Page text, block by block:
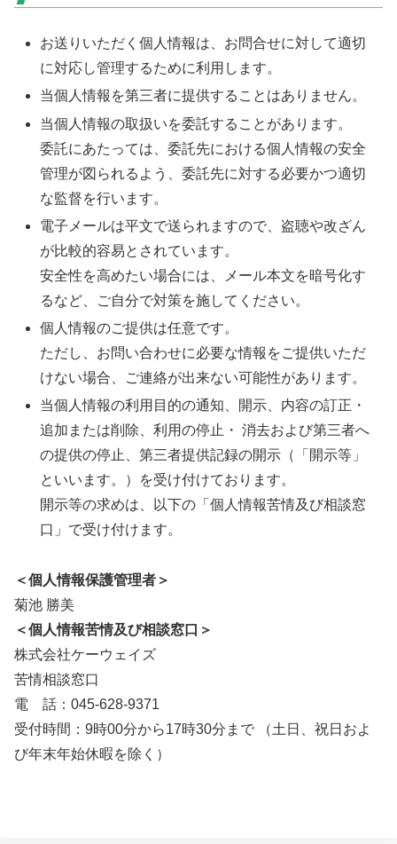
お送りいただく個人情報は、お問合せに対して適切
に対応し管理するために利用します。
当個人情報を第三者に提供することはありません。
当個人情報の取扱いを委託することがあります。
委託にあたっては、委託先における個人情報の安全
管理が図られるよう、委託先に対する必要かつ適切
な監督を行います。
電子メールは平文で送られますので、盗聴や改ざん
が比較的容易とされています。
安全性を高めたい場合には、メール本文を暗号化す
るなど、ご自分で対策を施してください。
個人情報のご提供は任意です。
ただし、お問い合わせに必要な情報をご提供いただ
けない場合、ご連絡が出来ない可能性があります。
当個人情報の利用目的の通知、開示、内容の訂正・
追加または削除、利用の停止・ 消去および第三者へ
の提供の停止、第三者提供記録の開示（「開示等」
といいます。）を受け付けております。
開示等の求めは、以下の「個人情報苦情及び相談窓
口」で受け付けます。
＜個人情報保護管理者＞
菊池 勝美
＜個人情報苦情及び相談窓口＞
株式会社ケーウェイズ
苦情相談窓口
電 話：045-628-9371
受付時間：9時00分から17時30分まで （土日、祝日およ
び年末年始休暇を除く）